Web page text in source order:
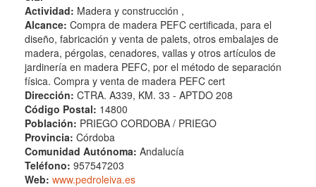
Actividad: Madera y construcción ,
Alcance: Compra de madera PEFC certificada, para el
diseño, fabricación y venta de palets, otros embalajes de
madera, pérgolas, cenadores, vallas y otros artículos de
jardinería en madera PEFC, por el método de separación
física. Compra y venta de madera PEFC cert
Dirección: CTRA. A339, KM. 33 - APTDO 208
Código Postal: 14800
Población: PRIEGO CORDOBA / PRIEGO
Provincia: Córdoba
Comunidad Autónoma: Andalucía
Teléfono: 957547203
Web: www.pedroleiva.es